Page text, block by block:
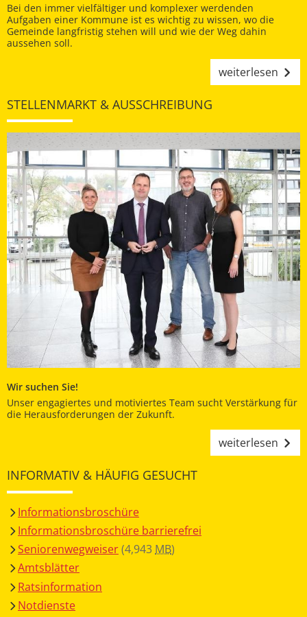
Bei den immer vielfältiger und komplexer werdenden
Aufgaben einer Kommune ist es wichtig zu wissen, wo die
Gemeinde langfristig stehen will und wie der Weg dahin
aussehen soll.
weiterlesen
STELLENMARKT & AUSSCHREIBUNG
Wir suchen Sie!
Unser engagiertes und motiviertes Team sucht Verstärkung für
die Herausforderungen der Zukunft.
weiterlesen
INFORMATIV & HÄUFIG GESUCHT
Informationsbroschüre
Informationsbroschüre barrierefrei
Seniorenwegweiser(4,943 MB)
Amtsblätter
Ratsinformation
Notdienste